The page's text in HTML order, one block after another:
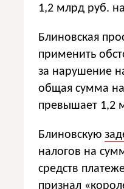
1,2 млрд руб.
Блиновская
применить
за нарушение
общая сумма
превышает 1,2
Блиновскую
налогов на
средств
признал